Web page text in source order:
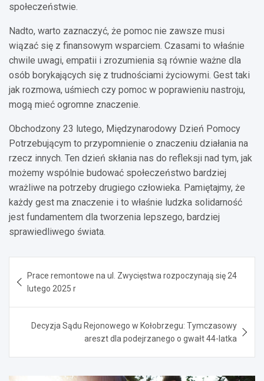
społeczeństwie.
Nadto, warto zaznaczyć, że pomoc nie zawsze musi
wiązać się z finansowym wsparciem. Czasami to właśnie
chwile uwagi, empatii i zrozumienia są równie ważne dla
osób borykających się z trudnościami życiowymi. Gest taki
jak rozmowa, uśmiech czy pomoc w poprawieniu nastroju,
mogą mieć ogromne znaczenie.
Obchodzony 23 lutego, Międzynarodowy Dzień Pomocy
Potrzebującym to przypomnienie o znaczeniu działania na
rzecz innych. Ten dzień skłania nas do refleksji nad tym, jak
możemy wspólnie budować społeczeństwo bardziej
wrażliwe na potrzeby drugiego człowieka. Pamiętajmy, że
każdy gest ma znaczenie i to właśnie ludzka solidarność
jest fundamentem dla tworzenia lepszego, bardziej
sprawiedliwego świata.
wpisu
Prace remontowe na ul. Zwycięstwa rozpoczynają się 24
lutego 2025 r
Decyzja Sądu Rejonowego w Kołobrzegu: Tymczasowy
areszt dla podejrzanego o gwałt 44-latka